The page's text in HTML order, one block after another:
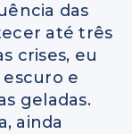
das
até três
crises, eu
e
geladas.
ainda